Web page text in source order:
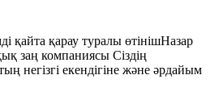
қайта қарау туралы өтінішНазар
заң компаниясы Сіздің
негізгі екендігіне және әрдайым